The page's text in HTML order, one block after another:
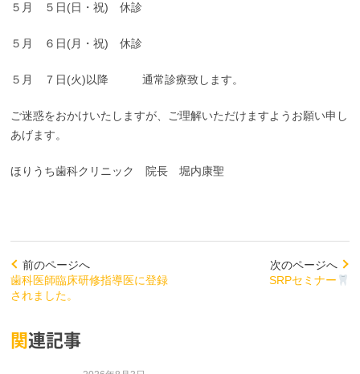
５月 ５日(日・祝) 休診
５月 ６日(月・祝) 休診
５月 ７日(火)以降 通常診療致します。
ご迷惑をおかけいたしますが、ご理解いただけますようお願い申し
あげます。
ほりうち歯科クリニック 院長 堀内康聖
前のページへ
歯科医師臨床研修指導医に登録
されました。
次のページへ
SRPセミナー
関連記事